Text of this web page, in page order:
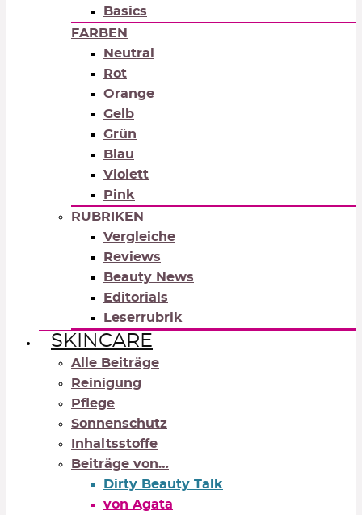
Basics
FARBEN
Neutral
Rot
Orange
Gelb
Grün
Blau
Violett
Pink
RUBRIKEN
Vergleiche
Reviews
Beauty News
Editorials
Leserrubrik
SKINCARE
Alle Beiträge
Reinigung
Pflege
Sonnenschutz
Inhaltsstoffe
Beiträge von…
Dirty Beauty Talk
von Agata